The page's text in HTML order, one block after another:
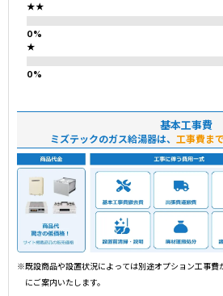
★★
★
基本工事費
ミズテックのガス給湯器は、 工事費ま
※既設商品や設置状況によっては別途オプション工事費
にご案内いたします。